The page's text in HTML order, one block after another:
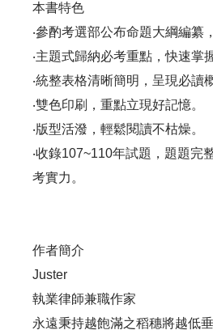
本書特色
‧參酌考選部公布命題大綱編纂
‧主題式歸納必考重點，快速掌
‧統整表格清晰簡明，呈現必讀
‧雙色印刷，重點立現好記憶。
‧版型活潑，輕鬆閱讀不枯燥。
‧收錄107~110年試題，題題完
考實力。
作者簡介
Juster
執業律師兼職作家
永遠秉持越飽滿之稻穗將越低